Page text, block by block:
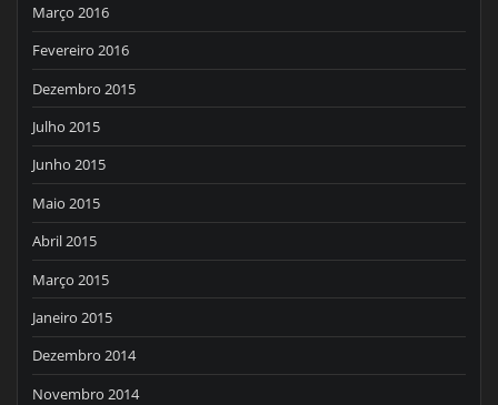
Março 2016
Fevereiro 2016
Dezembro 2015
Julho 2015
Junho 2015
Maio 2015
Abril 2015
Março 2015
Janeiro 2015
Dezembro 2014
Novembro 2014